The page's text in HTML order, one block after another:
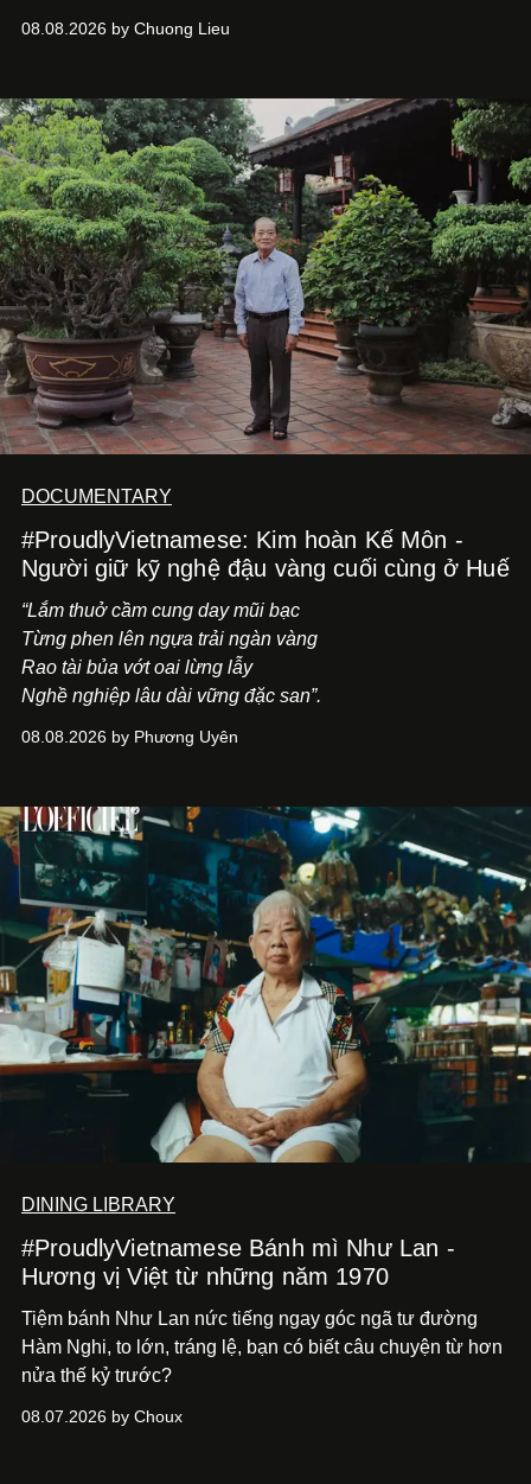
phim điện ảnh trong nửa đầu 2026 đến hành trình trở lại
bằng một tâm thế điềm tĩnh hơn. Anh tiếp tục học hỏi, trau
dồi và chờ đợi những vai diễn đủ sức đưa mình đến
những vùng đất mới. Ở tuổi ngoài 30, điều anh theo đuổi
không phải những đích đến quá lớn, mà là khả năng luôn
tiến về phía trước.
08.08.2026 by Chuong Lieu
DOCUMENTARY
#ProudlyVietnamese: Kim hoàn Kế Môn -
Người giữ kỹ nghệ đậu vàng cuối cùng ở Huế
“Lắm thuở cầm cung day mũi bạc
Từng phen lên ngựa trải ngàn vàng
Rao tài bủa vớt oai lừng lẫy
Nghề nghiệp lâu dài vững đặc san”.
08.08.2026 by Phương Uyên
DINING LIBRARY
#ProudlyVietnamese Bánh mì Như Lan -
Hương vị Việt từ những năm 1970
Tiệm bánh Như Lan nức tiếng ngay góc ngã tư đường
Hàm Nghi, to lớn, tráng lệ, bạn có biết câu chuyện từ hơn
nửa thế kỷ trước?
08.07.2026 by Choux